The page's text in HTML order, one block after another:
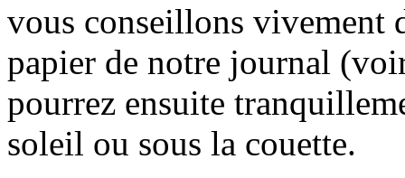
vous conseillons vivement
papier de notre journal
pourrez ensuite
soleil ou sous la couette.